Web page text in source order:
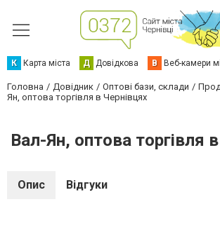
К Карта міста Д Довідкова В Веб-камери
Головна Довідник Оптові бази, склади
Ян, оптова торгівля в Чернівцях
Вал-Ян, оптова торгівля
Опис Відгуки